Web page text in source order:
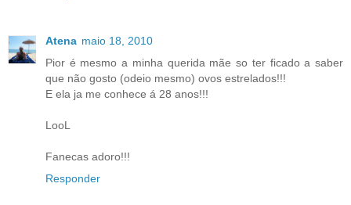
Atena maio 18, 2010
Pior é mesmo a minha querida mãe so ter ficado a saber
que não gosto (odeio mesmo) ovos estrelados!!!
E ela ja me conhece á 28 anos!!!
LooL
Fanecas adoro!!!
Responder